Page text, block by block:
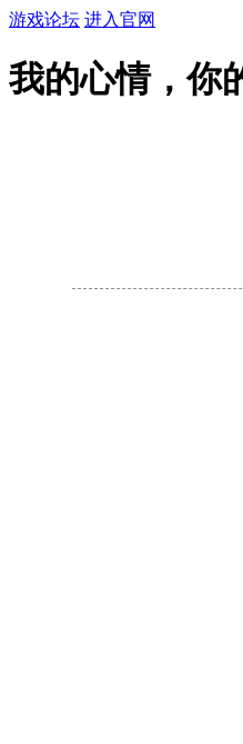
游戏论坛 进入官网
我的心情，你